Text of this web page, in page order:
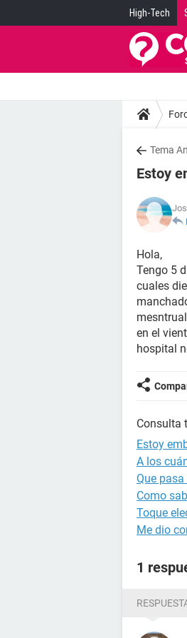
High-Tech
Tema
Estoy
Hola,
Tengo 5
cuales
en el
hospital
Consulta
Estoy
A los
Que
Como
Toque
Me dio
1